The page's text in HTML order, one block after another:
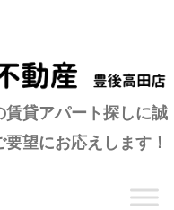
貸アパート探しに誠
要望にお応えします！